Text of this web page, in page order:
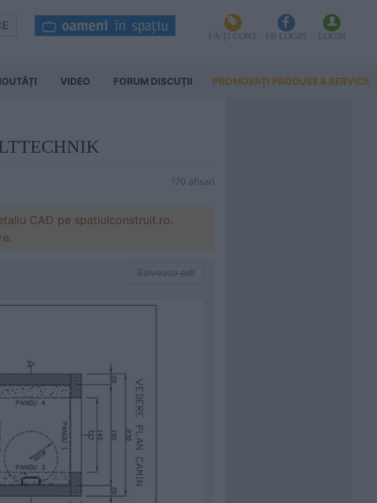
FĂ-ȚI CONT FB LOGIN LOGIN
VIDEO FORUM DISCUŢII PROMOVAȚI PRODUSE & SERVICII
170 afisari
CAD pe spatiulconstruit.ro.
Salveaza pdf